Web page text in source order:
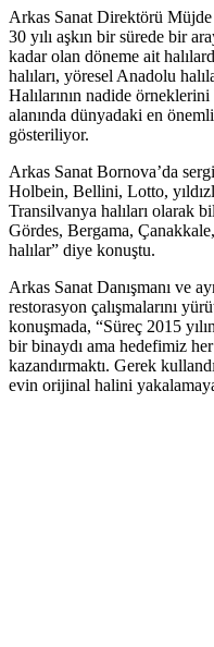
Arkas Sanat Direktörü
30 yılı aşkın bir sürede bir
kadar olan döneme ait
halıları, yöresel Anadolu
Halılarının nadide
alanında dünyadaki en
gösteriliyor.
Arkas Sanat Bornova’da
Holbein, Bellini, Lotto,
Transilvanya halıları olarak
Gördes, Bergama,
halılar” diye konuştu.
Arkas Sanat Danışmanı ve
restorasyon çalışmalarını
konuşmada, “Süreç 2015
bir binaydı ama hedefimiz
kazandırmaktı. Gerek
evin orijinal halini